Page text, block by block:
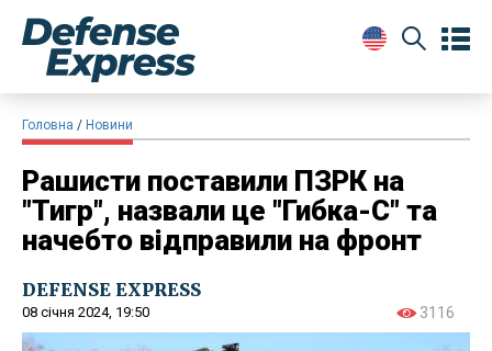
Головна Новини
Рашисти поставили ПЗРК на
"Тигр", назвали це "Гибка-С" та
начебто відправили на фронт
DEFENSE EXPRESS
08 січня 2024, 19:50 3116